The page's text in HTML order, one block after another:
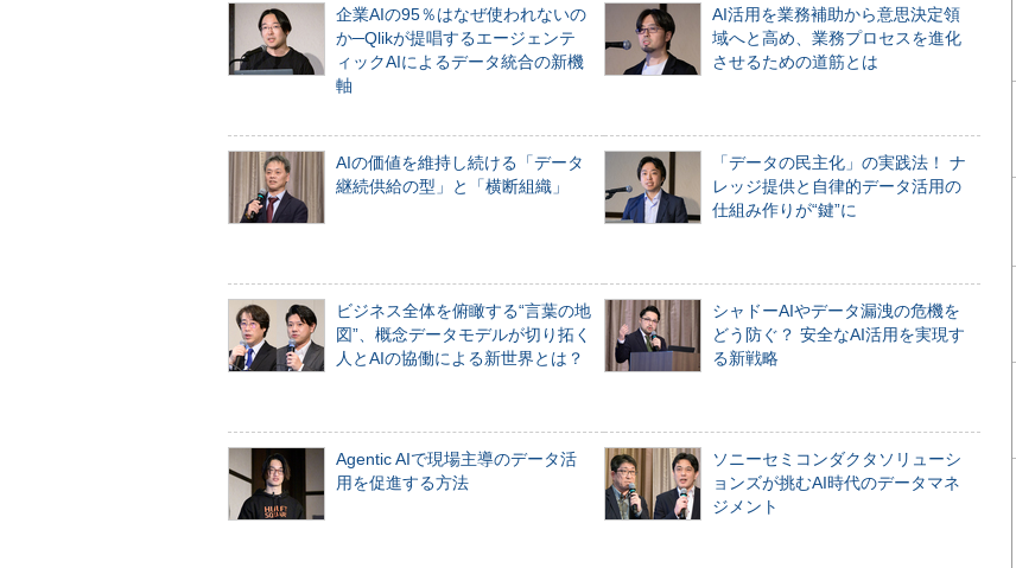
企業AIの95％はなぜ使われないの
か─Qlikが提唱するエージェンテ
ィックAIによるデータ統合の新機
軸
AI活用を業務補助から意思決定領
域へと高め、業務プロセスを進化
させるための道筋とは
AIの価値を維持し続ける「データ
継続供給の型」と「横断組織」
「データの民主化」の実践法！ ナ
レッジ提供と自律的データ活用の
仕組み作りが“鍵”に
ビジネス全体を俯瞰する“言葉の地
図”、概念データモデルが切り拓く
人とAIの協働による新世界とは？
シャドーAIやデータ漏洩の危機を
どう防ぐ？ 安全なAI活用を実現す
る新戦略
Agentic AIで現場主導のデータ活
用を促進する方法
ソニーセミコンダクタソリューシ
ョンズが挑むAI時代のデータマネ
ジメント